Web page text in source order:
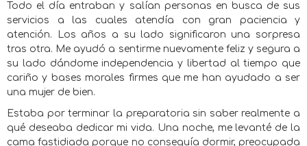
Todo el día entraban y salían personas en busca de sus
servicios a las cuales atendía con gran paciencia y
atención. Los años a su lado significaron una sorpresa
tras otra. Me ayudó a sentirme nuevamente feliz y segura a
su lado dándome independencia y libertad al tiempo que
cariño y bases morales firmes que me han ayudado a ser
una mujer de bien.
Estaba por terminar la preparatoria sin saber realmente a
qué deseaba dedicar mi vida. Una noche, me levanté de la
cama fastidiada porque no conseguía dormir, preocupada